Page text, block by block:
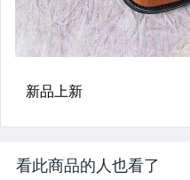
看此商品的人也看了